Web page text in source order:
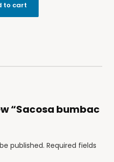
to cart
“Sacosa bumbac
published. Required fields